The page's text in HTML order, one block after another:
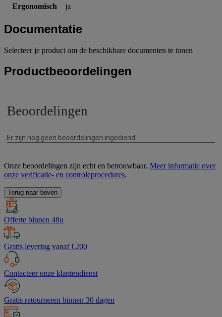
Ergonomisch
ja
Documentatie
Selecteer je product om de beschikbare documenten te tonen
Productbeoordelingen
Onze beoordelingen zijn echt en betrouwbaar. Meer informatie over
onze verificatie- en controleprocedures.
Terug naar boven
Offerte binnen 48u
Gratis levering vanaf €200
Contacteer onze klantendienst
Gratis retourneren binnen 30 dagen